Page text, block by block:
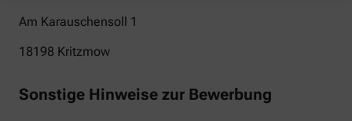
Am Karauschensoll 1
18198 Kritzmow
Sonstige Hinweise zur Bewerbung